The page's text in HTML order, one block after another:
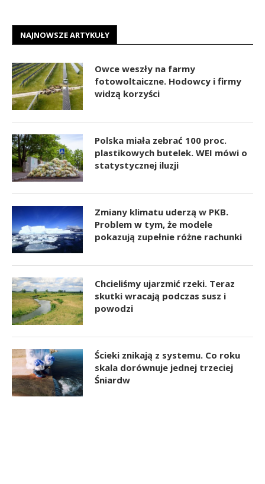
NAJNOWSZE ARTYKUŁY
Owce weszły na farmy
fotowoltaiczne. Hodowcy i firmy
widzą korzyści
Polska miała zebrać 100 proc.
plastikowych butelek. WEI mówi o
statystycznej iluzji
Zmiany klimatu uderzą w PKB.
Problem w tym, że modele
pokazują zupełnie różne rachunki
Chcieliśmy ujarzmić rzeki. Teraz
skutki wracają podczas susz i
powodzi
Ścieki znikają z systemu. Co roku
skala dorównuje jednej trzeciej
Śniardw